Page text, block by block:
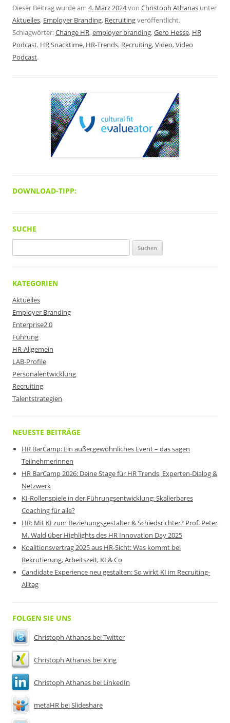
Dieser Beitrag wurde am 4. März 2024von Christoph Athanas unter
Aktuelles, Employer Branding, Recruitingveröffentlicht.
Schlagwörter:Change HR,employer branding,Gero Hesse, HR
Podcast, HR Snacktime, HR-Trends, Recruiting,Video,Video
Podcast.
DOWNLOAD-TIPP:
SUCHE
nach:
KATEGORIEN
Aktuelles
Employer Branding
Enterprise2.0
Führung
HR-Allgemein
LAB-Profile
Personalentwicklung
Recruiting
Talentstrategien
NEUESTE BEITRÄGE
HR BarCamp: Ein außergewöhnliches Event – das sagen
Teilnehmerinnen
HR BarCamp 2026: Deine Stage für HR Trends, Experten-Dialog &
Netzwerk
KI-Rollenspiele in der Führungsentwicklung: Skalierbares
Coaching für alle?
HR: Mit KI zum Beziehungsgestalter & Schiedsrichter? Prof. Peter
M. Wald über Highlights des HR Innovation Day 2025
Koalitionsvertrag 2025 aus HR-Sicht: Was kommt bei
Rekrutierung, Arbeitszeit, KI & Co
Candidate Experience neu gestalten: So wirkt KI im Recruiting-
Alltag
FOLGEN SIE UNS
Christoph Athanas bei Twitter
Christoph Athanas bei Xing
Christoph Athanas bei LinkedIn
metaHR bei Slideshare